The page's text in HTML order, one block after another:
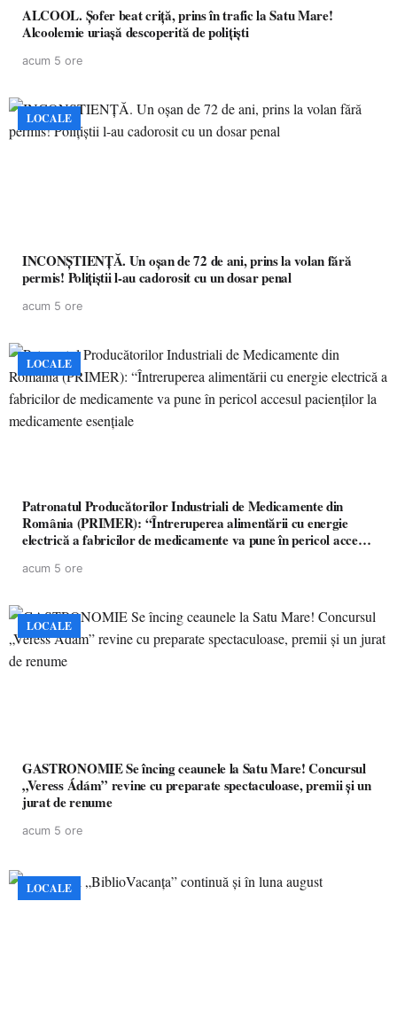
ALCOOL. Șofer beat criță, prins în trafic la Satu Mare!
Alcoolemie uriașă descoperită de polițiști
acum 5 ore
LOCALE
INCONȘTIENȚĂ. Un oșan de 72 de ani, prins la volan fără
permis! Polițiștii l-au cadorosit cu un dosar penal
acum 5 ore
LOCALE
Patronatul Producătorilor Industriali de Medicamente din
România (PRIMER): “Întreruperea alimentării cu energie
electrică a fabricilor de medicamente va pune în pericol accesul
acum 5 ore
LOCALE
GASTRONOMIE Se încing ceaunele la Satu Mare! Concursul
„Veress Ádám” revine cu preparate spectaculoase, premii și un
jurat de renume
acum 5 ore
LOCALE